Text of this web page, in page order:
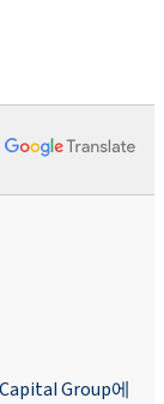
Group에